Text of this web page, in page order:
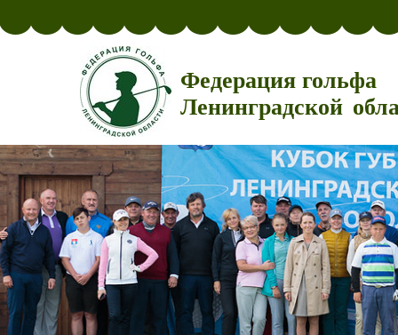
Федерация гольфа
Ленинградской